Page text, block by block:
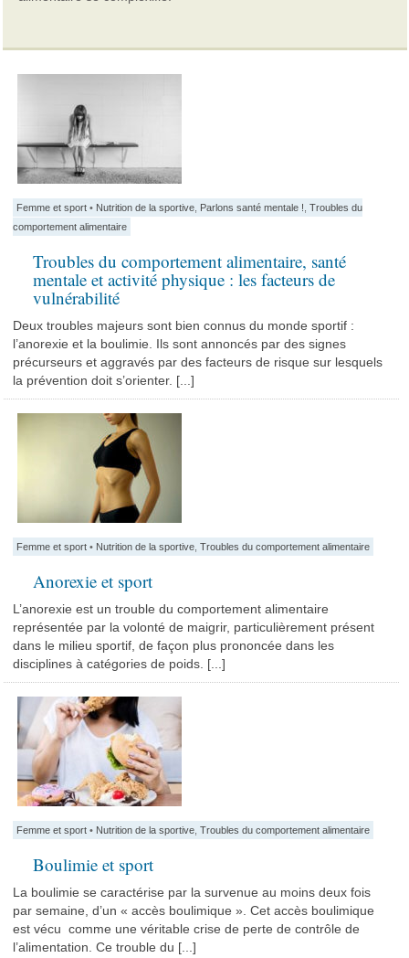
Femme et sport • Nutrition de la sportive Parlons santé mentale ! ,Troubles du
comportement alimentaire
Troubles du comportement alimentaire, santé
mentale et activité physique : les facteurs de
vulnérabilité
Deux troubles majeurs sont bien connus du monde sportif :
l’anorexie et la boulimie. Ils sont annoncés par des signes
précurseurs et aggravés par des facteurs de risque sur lesquels
la prévention doit s’orienter. [...]
Femme et sport • Nutrition de la sportive ,Troubles du comportement alimentaire
Anorexie et sport
L’anorexie est un trouble du comportement alimentaire
représentée par la volonté de maigrir, particulièrement présent
dans le milieu sportif, de façon plus prononcée dans les
disciplines à catégories de poids. [...]
Femme et sport • Nutrition de la sportive ,Troubles du comportement alimentaire
Boulimie et sport
La boulimie se caractérise par la survenue au moins deux fois
par semaine, d’un « accès boulimique ». Cet accès boulimique
est vécu comme une véritable crise de perte de contrôle de
l’alimentation. Ce trouble du [...]